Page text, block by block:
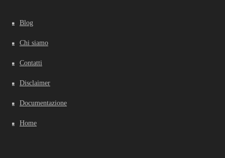
Blog
Chi siamo
Contatti
Disclaimer
Documentazione
Home